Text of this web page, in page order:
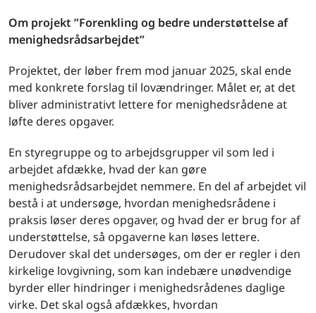
Om projekt ”Forenkling og bedre understøttelse af
menighedsrådsarbejdet”
Projektet, der løber frem mod januar 2025, skal ende
med konkrete forslag til lovændringer. Målet er, at det
bliver administrativt lettere for menighedsrådene at
løfte deres opgaver.
En styregruppe og to arbejdsgrupper vil som led i
arbejdet afdække, hvad der kan gøre
menighedsrådsarbejdet nemmere. En del af arbejdet vil
bestå i at undersøge, hvordan menighedsrådene i
praksis løser deres opgaver, og hvad der er brug for af
understøttelse, så opgaverne kan løses lettere.
Derudover skal det undersøges, om der er regler i den
kirkelige lovgivning, som kan indebære unødvendige
byrder eller hindringer i menighedsrådenes daglige
virke. Det skal også afdækkes, hvordan